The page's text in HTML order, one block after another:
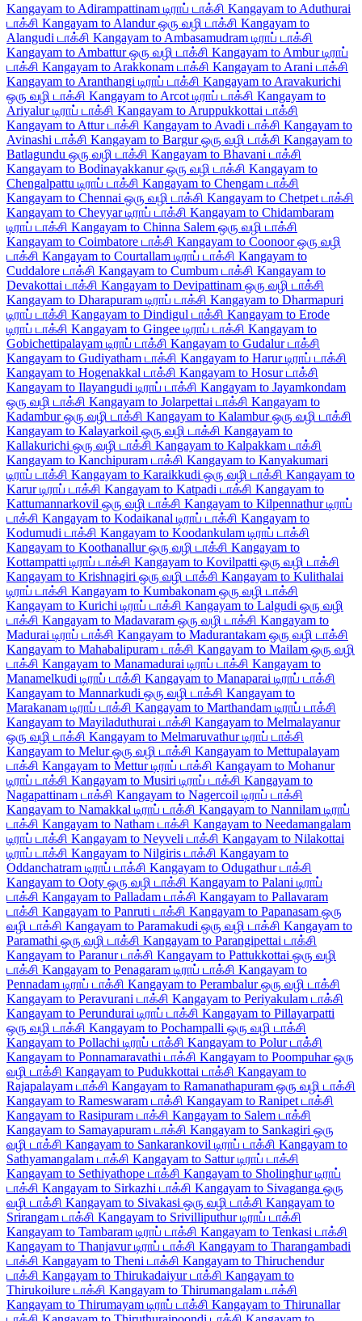
Kangayam to Adirampattinam டிராப் டாக்சி Kangayam to Aduthurai
டாக்சி Kangayam to Alandur ஒரு வழி டாக்சி Kangayam to
Alangudi டாக்சி Kangayam to Ambasamudram டிராப் டாக்சி
Kangayam to Ambattur ஒரு வழி டாக்சி Kangayam to Ambur டிராப்
டாக்சி Kangayam to Arakkonam டாக்சி Kangayam to Arani டாக்சி
Kangayam to Aranthangi டிராப் டாக்சி Kangayam to Aravakurichi
ஒரு வழி டாக்சி Kangayam to Arcot டிராப் டாக்சி Kangayam to
Ariyalur டிராப் டாக்சி Kangayam to Aruppukkottai டாக்சி
Kangayam to Attur டாக்சி Kangayam to Avadi டாக்சி Kangayam to
Avinashi டாக்சி Kangayam to Bargur ஒரு வழி டாக்சி Kangayam to
Batlagundu ஒரு வழி டாக்சி Kangayam to Bhavani டாக்சி
Kangayam to Bodinayakkanur ஒரு வழி டாக்சி Kangayam to
Chengalpattu டிராப் டாக்சி Kangayam to Chengam டாக்சி
Kangayam to Chennai ஒரு வழி டாக்சி Kangayam to Chetpet டாக்சி
Kangayam to Cheyyar டிராப் டாக்சி Kangayam to Chidambaram
டிராப் டாக்சி Kangayam to Chinna Salem ஒரு வழி டாக்சி
Kangayam to Coimbatore டாக்சி Kangayam to Coonoor ஒரு வழி
டாக்சி Kangayam to Courtallam டிராப் டாக்சி Kangayam to
Cuddalore டாக்சி Kangayam to Cumbum டாக்சி Kangayam to
Devakottai டாக்சி Kangayam to Devipattinam ஒரு வழி டாக்சி
Kangayam to Dharapuram டிராப் டாக்சி Kangayam to Dharmapuri
டிராப் டாக்சி Kangayam to Dindigul டாக்சி Kangayam to Erode
டிராப் டாக்சி Kangayam to Gingee டிராப் டாக்சி Kangayam to
Gobichettipalayam டிராப் டாக்சி Kangayam to Gudalur டாக்சி
Kangayam to Gudiyatham டாக்சி Kangayam to Harur டிராப் டாக்சி
Kangayam to Hogenakkal டாக்சி Kangayam to Hosur டாக்சி
Kangayam to Ilayangudi டிராப் டாக்சி Kangayam to Jayamkondam
ஒரு வழி டாக்சி Kangayam to Jolarpettai டாக்சி Kangayam to
Kadambur ஒரு வழி டாக்சி Kangayam to Kalambur ஒரு வழி டாக்சி
Kangayam to Kalayarkoil ஒரு வழி டாக்சி Kangayam to
Kallakurichi ஒரு வழி டாக்சி Kangayam to Kalpakkam டாக்சி
Kangayam to Kanchipuram டாக்சி Kangayam to Kanyakumari
டிராப் டாக்சி Kangayam to Karaikkudi ஒரு வழி டாக்சி Kangayam to
Karur டிராப் டாக்சி Kangayam to Katpadi டாக்சி Kangayam to
Kattumannarkovil ஒரு வழி டாக்சி Kangayam to Kilpennathur டிராப்
டாக்சி Kangayam to Kodaikanal டிராப் டாக்சி Kangayam to
Kodumudi டாக்சி Kangayam to Koodankulam டிராப் டாக்சி
Kangayam to Koothanallur ஒரு வழி டாக்சி Kangayam to
Kottampatti டிராப் டாக்சி Kangayam to Kovilpatti ஒரு வழி டாக்சி
Kangayam to Krishnagiri ஒரு வழி டாக்சி Kangayam to Kulithalai
டிராப் டாக்சி Kangayam to Kumbakonam ஒரு வழி டாக்சி
Kangayam to Kurichi டிராப் டாக்சி Kangayam to Lalgudi ஒரு வழி
டாக்சி Kangayam to Madavaram ஒரு வழி டாக்சி Kangayam to
Madurai டிராப் டாக்சி Kangayam to Madurantakam ஒரு வழி டாக்சி
Kangayam to Mahabalipuram டாக்சி Kangayam to Mailam ஒரு வழி
டாக்சி Kangayam to Manamadurai டிராப் டாக்சி Kangayam to
Manamelkudi டிராப் டாக்சி Kangayam to Manaparai டிராப் டாக்சி
Kangayam to Mannarkudi ஒரு வழி டாக்சி Kangayam to
Marakanam டிராப் டாக்சி Kangayam to Marthandam டிராப் டாக்சி
Kangayam to Mayiladuthurai டாக்சி Kangayam to Melmalayanur
ஒரு வழி டாக்சி Kangayam to Melmaruvathur டிராப் டாக்சி
Kangayam to Melur ஒரு வழி டாக்சி Kangayam to Mettupalayam
டாக்சி Kangayam to Mettur டிராப் டாக்சி Kangayam to Mohanur
டிராப் டாக்சி Kangayam to Musiri டிராப் டாக்சி Kangayam to
Nagapattinam டாக்சி Kangayam to Nagercoil டிராப் டாக்சி
Kangayam to Namakkal டிராப் டாக்சி Kangayam to Nannilam டிராப்
டாக்சி Kangayam to Natham டாக்சி Kangayam to Needamangalam
டிராப் டாக்சி Kangayam to Neyveli டாக்சி Kangayam to Nilakottai
டிராப் டாக்சி Kangayam to Nilgiris டாக்சி Kangayam to
Oddanchatram டிராப் டாக்சி Kangayam to Odugathur டாக்சி
Kangayam to Ooty ஒரு வழி டாக்சி Kangayam to Palani டிராப்
டாக்சி Kangayam to Palladam டாக்சி Kangayam to Pallavaram
டாக்சி Kangayam to Panruti டாக்சி Kangayam to Papanasam ஒரு
வழி டாக்சி Kangayam to Paramakudi ஒரு வழி டாக்சி Kangayam to
Paramathi ஒரு வழி டாக்சி Kangayam to Parangipettai டாக்சி
Kangayam to Paranur டாக்சி Kangayam to Pattukkottai ஒரு வழி
டாக்சி Kangayam to Penagaram டிராப் டாக்சி Kangayam to
Pennadam டிராப் டாக்சி Kangayam to Perambalur ஒரு வழி டாக்சி
Kangayam to Peravurani டாக்சி Kangayam to Periyakulam டாக்சி
Kangayam to Perundurai டிராப் டாக்சி Kangayam to Pillayarpatti
ஒரு வழி டாக்சி Kangayam to Pochampalli ஒரு வழி டாக்சி
Kangayam to Pollachi டிராப் டாக்சி Kangayam to Polur டாக்சி
Kangayam to Ponnamaravathi டாக்சி Kangayam to Poompuhar ஒரு
வழி டாக்சி Kangayam to Pudukkottai டாக்சி Kangayam to
Rajapalayam டாக்சி Kangayam to Ramanathapuram ஒரு வழி டாக்சி
Kangayam to Rameswaram டாக்சி Kangayam to Ranipet டாக்சி
Kangayam to Rasipuram டாக்சி Kangayam to Salem டாக்சி
Kangayam to Samayapuram டாக்சி Kangayam to Sankagiri ஒரு
வழி டாக்சி Kangayam to Sankarankovil டிராப் டாக்சி Kangayam to
Sathyamangalam டாக்சி Kangayam to Sattur டிராப் டாக்சி
Kangayam to Sethiyathope டாக்சி Kangayam to Sholinghur டிராப்
டாக்சி Kangayam to Sirkazhi டாக்சி Kangayam to Sivaganga ஒரு
வழி டாக்சி Kangayam to Sivakasi ஒரு வழி டாக்சி Kangayam to
Srirangam டாக்சி Kangayam to Srivilliputhur டிராப் டாக்சி
Kangayam to Tambaram டிராப் டாக்சி Kangayam to Tenkasi டாக்சி
Kangayam to Thanjavur டிராப் டாக்சி Kangayam to Tharangambadi
டாக்சி Kangayam to Theni டாக்சி Kangayam to Thiruchendur
டாக்சி Kangayam to Thirukadaiyur டாக்சி Kangayam to
Thirukoilure டாக்சி Kangayam to Thirumangalam டாக்சி
Kangayam to Thirumayam டிராப் டாக்சி Kangayam to Thirunallar